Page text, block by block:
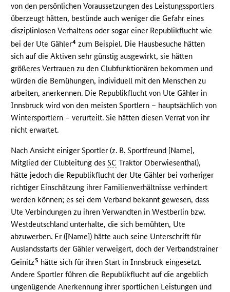
von den persönlichen Voraussetzungen des Leistungssportlers
überzeugt hätten, bestünde auch weniger die Gefahr eines
disziplinlosen Verhaltens oder sogar einer Republikflucht wie
bei der Ute Gähler4 zum Beispiel. Die Hausbesuche hätten
sich auf die Aktiven sehr günstig ausgewirkt, sie hätten
größeres Vertrauen zu den Clubfunktionären bekommen und
würden die Bemühungen, individuell mit den Menschen zu
arbeiten, anerkennen. Die Republikflucht von Ute Gähler in
Innsbruck wird von den meisten Sportlern – hauptsächlich von
Wintersportlern – verurteilt. Sie hätten diesen Verrat von ihr
nicht erwartet.
Nach Ansicht einiger Sportler (z. B. Sportfreund [Name],
Mitglied der Clubleitung desSC Traktor Oberwiesenthal),
hätte jedoch die Republikflucht der Ute Gähler bei vorheriger
richtiger Einschätzung ihrer Familienverhältnisse verhindert
werden können; es sei dem Verband bekannt gewesen, dass
Ute Verbindungen zu ihren Verwandten in Westberlin bzw.
Westdeutschland unterhalte, die sich bemühten, Ute
abzuwerben. Er ([Name]) hätte auch seine Unterschrift für
Auslandsstarts der Gähler verweigert, doch der Verbandstrainer
Geinitz 5 hätte sich für ihren Start in Innsbruck eingesetzt.
Andere Sportler führen die Republikflucht auf die angeblich
ungenügende Anerkennung ihrer sportlichen Leistungen und